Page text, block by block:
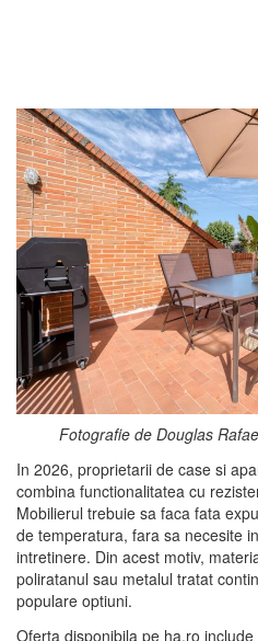
Fotografie de Douglas
In 2026, proprietarii de case si
combina functionalitatea cu
Mobilierul trebuie sa faca fata
de temperatura, fara sa necesite
intretinere. Din acest motiv,
poliratanul sau metalul tratat
populare optiuni.
Oferta disponibila pe ha.ro